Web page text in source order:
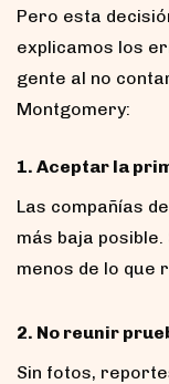
Pero esta
explicamos los
gente al no
Montgomery:
1. Aceptar la
Las compañías
más baja
menos de lo que
2. No reunir
Sin fotos,